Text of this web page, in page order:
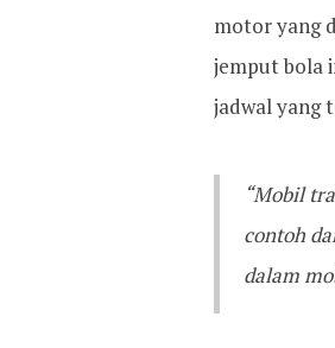
motor yang
jemput bola
jadwal yang
“Mobil
contoh
dalam